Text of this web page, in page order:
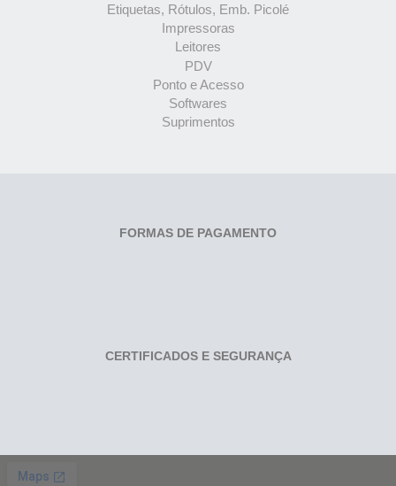
Etiquetas, Rótulos, Emb. Picolé
Impressoras
Leitores
PDV
Ponto e Acesso
Softwares
Suprimentos
FORMAS DE PAGAMENTO
CERTIFICADOS E SEGURANÇA